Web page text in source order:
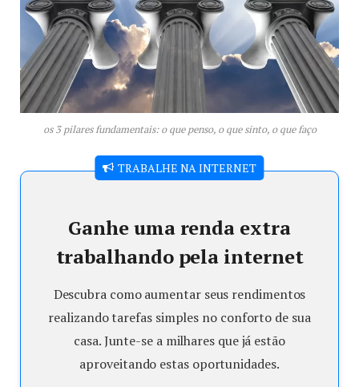
os 3 pilares fundamentais: o que penso, o que sinto, o que faço
TRABALHE NA INTERNET
Ganhe uma renda extra
trabalhando pela internet
Descubra como aumentar seus rendimentos
realizando tarefas simples no conforto de sua
casa. Junte-se a milhares que já estão
aproveitando estas oportunidades.